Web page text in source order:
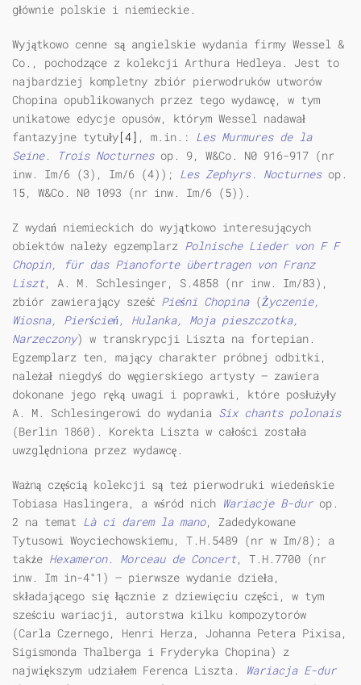
głównie polskie i niemieckie.
Wyjątkowo cenne są angielskie wydania firmy Wessel &
Co., pochodzące z kolekcji Arthura Hedleya. Jest to
najbardziej kompletny zbiór pierwodruków utworów
Chopina opublikowanych przez tego wydawcę, w tym
unikatowe edycje opusów, którym Wessel nadawał
fantazyjne tytuły[4] , m.in.: Les Murmures de la
Seine. Trois Nocturnesop. 9, W&Co. N0 916-917 (nr
inw. Im/6 (3), Im/6 (4)); Les Zephyrs. Nocturnesop.
15, W&Co. N0 1093 (nr inw. Im/6 (5)).
Z wydań niemieckich do wyjątkowo interesujących
obiektów należy egzemplarz Polnische Lieder von F F
Chopin, für das Pianoforte übertragen von Franz
Liszt, A. M. Schlesinger, S.4858 (nr inw. Im/83),
zbiór zawierający sześć Pieśni Chopina(Życzenie,
Wiosna, Pierścień, Hulanka, Moja pieszczotka,
Narzeczony) w transkrypcji Liszta na fortepian.
Egzemplarz ten, mający charakter próbnej odbitki,
należał niegdyś do węgierskiego artysty — zawiera
dokonane jego ręką uwagi i poprawki, które posłużyły
A. M. Schlesingerowi do wydania Six chants polonais
(Berlin 1860). Korekta Liszta w całości została
uwzględniona przez wydawcę.
Ważną częścią kolekcji są też pierwodruki wiedeńskie
Tobiasa Haslingera, a wśród nich Wariacje B-durop.
2 na temat Làci darem la mano, Zadedykowane
Tytusowi Woyciechowskiemu, T.H.5489 (nr w Im/8); a
także Hexameron. Morceau de Concert, T.H.7700 (nr
inw. Im in-4°1) — pierwsze wydanie dzieła,
składającego się łącznie z dziewięciu części, w tym
sześciu wariacji, autorstwa kilku kompozytorów
(Carla Czernego, Henri Herza, Johanna Petera Pixisa,
Sigismonda Thalberga i Fryderyka Chopina) z
największym udziałem Ferenca Liszta.
Wariacja E-dur